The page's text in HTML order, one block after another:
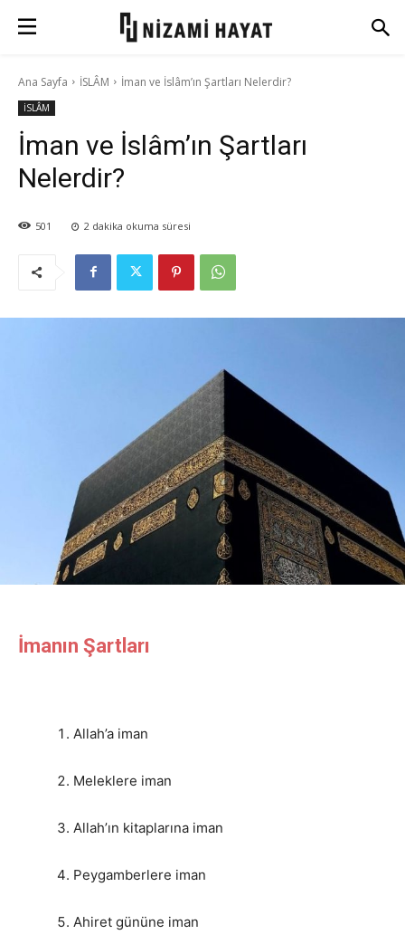
Ana Sayfa İSLÂM İman ve İslâm’ın Şartları Nelerdir?
İSLÂM
İman ve İslâm’ın Şartları
Nelerdir?
501 2 dakika okuma süresi
İmanın Şartları
Allah’a iman
Meleklere iman
Allah’ın kitaplarına iman
Peygamberlere iman
Ahiret gününe iman